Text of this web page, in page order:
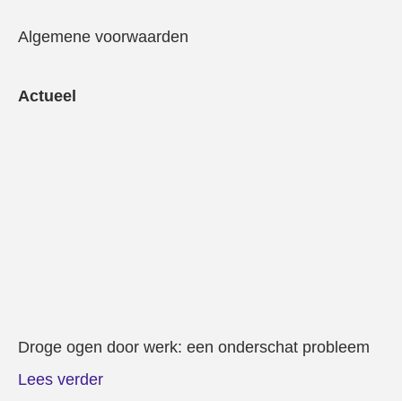
Algemene voorwaarden
Actueel
Droge ogen door werk: een onderschat probleem
Lees verder